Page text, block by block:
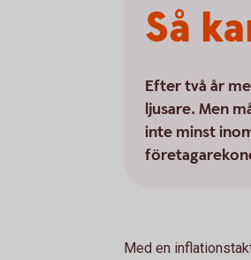
Så
Efter två år
ljusare. Men
inte minst
Med en